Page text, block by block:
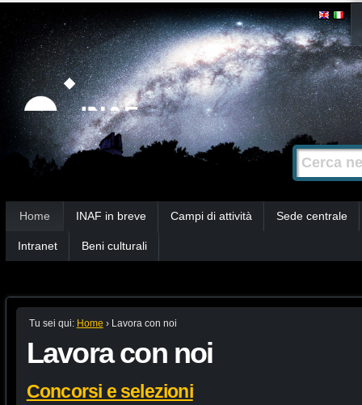
Strumenti
personali
Salta
contenuti.
|
Salta
alla
navigazione
Cerca nel
Ricerca
avanzata…
Home INAF in breve Campi di attività Sede centrale
Intranet Beni culturali
Tu sei qui: Home › Lavora con noi
Lavora con noi
Concorsi e selezioni